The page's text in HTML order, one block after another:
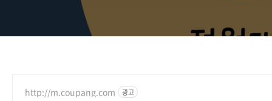
http://m.coupang.com 광고